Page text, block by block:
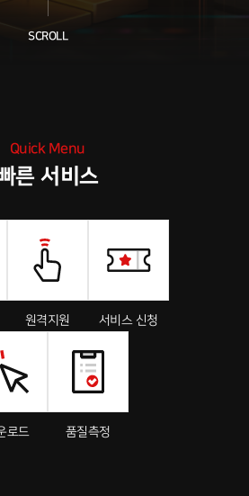
SCROLL
Quick Menu
른 서비스
원격지원 서비스 신청
로드 품질측정